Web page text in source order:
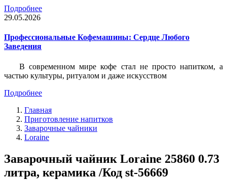
Подробнее
29.05.2026
Профессиональные Кофемашины: Сердце Любого
Заведения
В современном мире кофе стал не просто напитком, а
частью культуры, ритуалом и даже искусством
Подробнее
Главная
Приготовление напитков
Заварочные чайники
Loraine
Заварочный чайник Loraine 25860 0.73
литра, керамика /Код st-56669